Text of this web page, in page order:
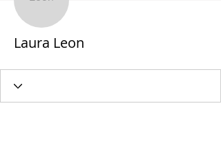
Laura Leon